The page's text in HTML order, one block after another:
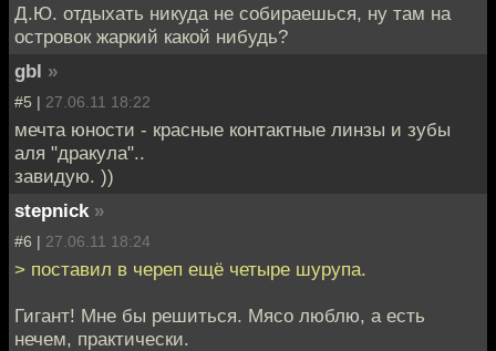
Д.Ю. отдыхать никуда не собираешься, ну там на
островок жаркий какой нибудь?
gbl »
#5 | 27.06.11 18:22
мечта юности - красные контактные линзы и зубы
аля "дракула"..
завидую. ))
stepnick »
#6 | 27.06.11 18:24
> поставил в череп ещё четыре шурупа.
Гигант! Мне бы решиться. Мясо люблю, а есть
нечем, практически.